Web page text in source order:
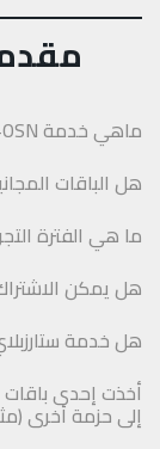
ماهي خدمة OSN+?
هل الباقات
ما هي الفترة
هل يمكن
هل خدمة
إلى حزمة أخرى (مثل فيرجن 70) هل أحصل